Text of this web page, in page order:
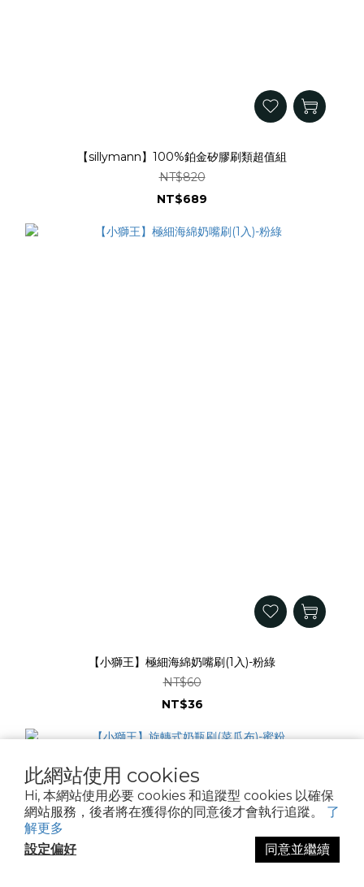
此網站使用 cookies
Hi, 本網站使用必要 cookies 和追蹤型 cookies 以確保
網站服務，後者將在獲得你的同意後才會執行追蹤。 了
解更多
設定偏好
同意並繼續
【sillymann】100%鉑金矽膠刷類超值組
NT$820
NT$689
【小獅王】極細海綿奶嘴刷(1入)-粉綠
NT$60
NT$36